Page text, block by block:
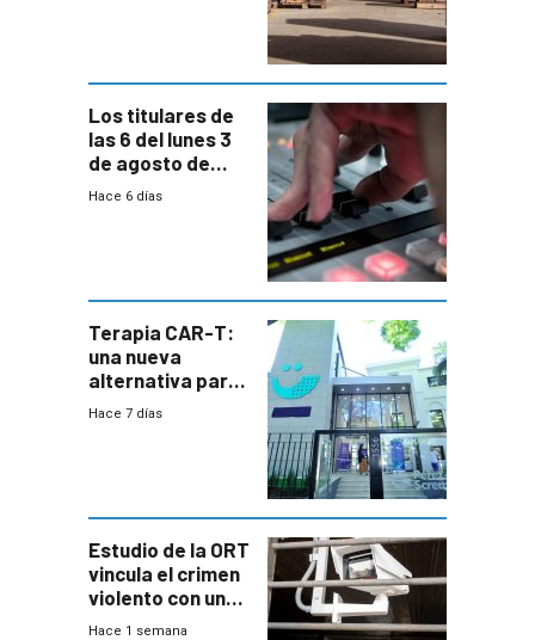
Los titulares de
las 6 del lunes 3
de agosto de
2026
Hace 6 días
Terapia CAR-T:
una nueva
alternativa para
niños y
Hace 7 días
Estudio de la ORT
vincula el crimen
violento con una
menor creación
Hace 1 semana